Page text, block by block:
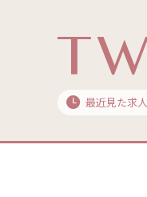
最近見た求人